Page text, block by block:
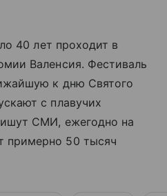
40 лет проходит в
Валенсия. Фестиваль
к дню Святого
с плавучих
СМИ, ежегодно на
примерно 50 тысяч